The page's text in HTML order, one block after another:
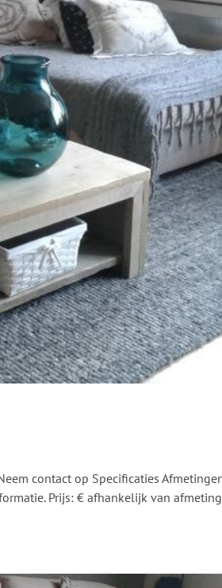
contact op Specificaties
Prijs: € afhankelijk van